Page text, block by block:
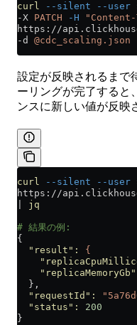
curl --silent --user
-X PATCH -H
https://
-d @cdc_scaling.json
設定が反映されるまで
ーリングが完了すると
ンスに新しい値が反映
curl --silent --user
https://
jq
# 結果の例:
{
  "result"
:
{
    "replicaMemoryGb"
  },
  "requestId"
:
  "status"
:
200
}